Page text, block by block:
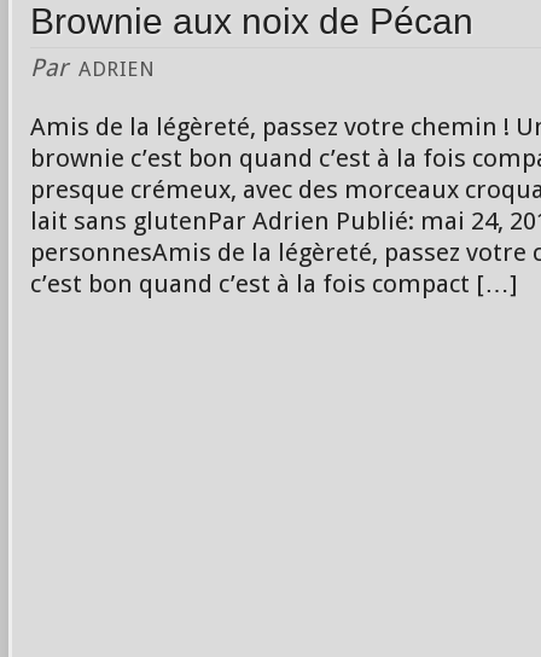
Brownie aux noix de Pécan
Par ADRIEN
Amis de la légèreté, passez votre chemin !
brownie c’est bon quand c’est à la fois
presque crémeux, avec des morceaux
lait sans glutenPar Adrien Publié: mai 24,
personnesAmis de la légèreté, passez
c’est bon quand c’est à la fois compact […]